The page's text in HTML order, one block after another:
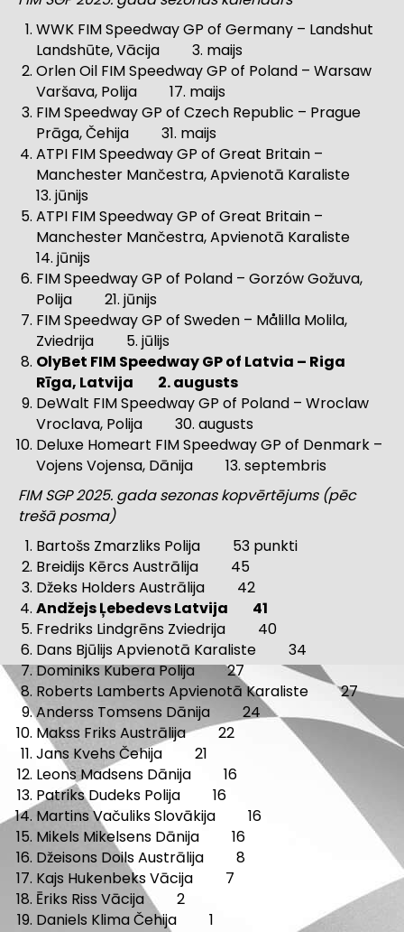
WWK FIM Speedway GP of Germany – Landshut
Landshūte, Vācija 3. maijs
Orlen Oil FIM Speedway GP of Poland – Warsaw
Varšava, Polija 17. maijs
FIM Speedway GP of Czech Republic – Prague
Prāga, Čehija 31. maijs
ATPI FIM Speedway GP of Great Britain –
Manchester Mančestra, Apvienotā Karaliste
13. jūnijs
ATPI FIM Speedway GP of Great Britain –
Manchester Mančestra, Apvienotā Karaliste
14. jūnijs
FIM Speedway GP of Poland – Gorzów Gožuva,
Polija 21. jūnijs
FIM Speedway GP of Sweden – Målilla Molila,
Zviedrija 5. jūlijs
OlyBet FIM Speedway GP of Latvia – Riga
Rīga, Latvija 2. augusts
DeWalt FIM Speedway GP of Poland – Wroclaw
Vroclava, Polija 30. augusts
Deluxe Homeart FIM Speedway GP of Denmark –
Vojens Vojensa, Dānija 13. septembris
FIM SGP 2025. gada sezonas kopvērtējums (pēc
trešā posma)
Bartošs Zmarzliks Polija 53 punkti
Breidijs Kērcs Austrālija 45
Džeks Holders Austrālija 42
Andžejs Ļebedevs Latvija 41
Fredriks Lindgrēns Zviedrija 40
Dans Bjūlijs Apvienotā Karaliste 34
Dominiks Kubera Polija 27
Roberts Lamberts Apvienotā Karaliste 27
Anderss Tomsens Dānija 24
Makss Friks Austrālija 22
Jans Kvehs Čehija 21
Leons Madsens Dānija 16
Patriks Dudeks Polija 16
Martins Vačuliks Slovākija 16
Mikels Mikelsens Dānija 16
Džeisons Doils Austrālija 8
Kajs Hukenbeks Vācija 7
Ēriks Riss Vācija 2
Daniels Klima Čehija 1